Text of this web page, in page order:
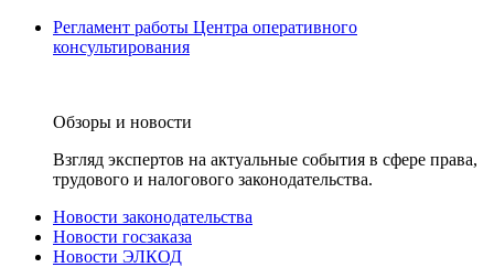
Регламент работы Центра оперативного
консультирования
Обзоры и новости
Взгляд экспертов на актуальные события в сфере права,
трудового и налогового законодательства.
Новости законодательства
Новости госзаказа
Новости ЭЛКОД